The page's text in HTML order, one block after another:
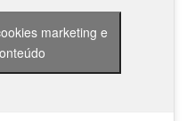
marketing e